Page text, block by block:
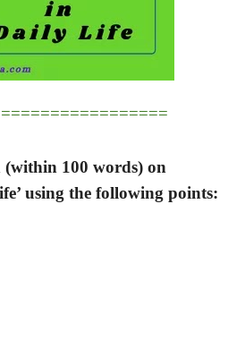
100 words) on
using the following points: